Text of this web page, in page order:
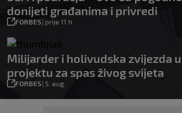
donijeti građanima i privredi
FORBES| prije 11 h
Milijarder i holivudska zvijezda
projektu za spas živog svijeta
FORBES| 5. aug.